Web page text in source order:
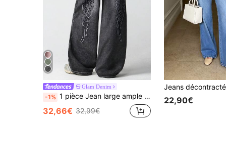
Glam Denim
-1% 1 pièce Jean large ample brodé style de rue américain pour femmes, pantalon long mode toutes saisons, décontracté noir, esthétique Y2K automne
32,66€ 32,99€
22,90€